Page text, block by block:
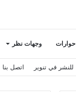
حوارات وجهات نظر
للنشر في تنوير اتصل بنا